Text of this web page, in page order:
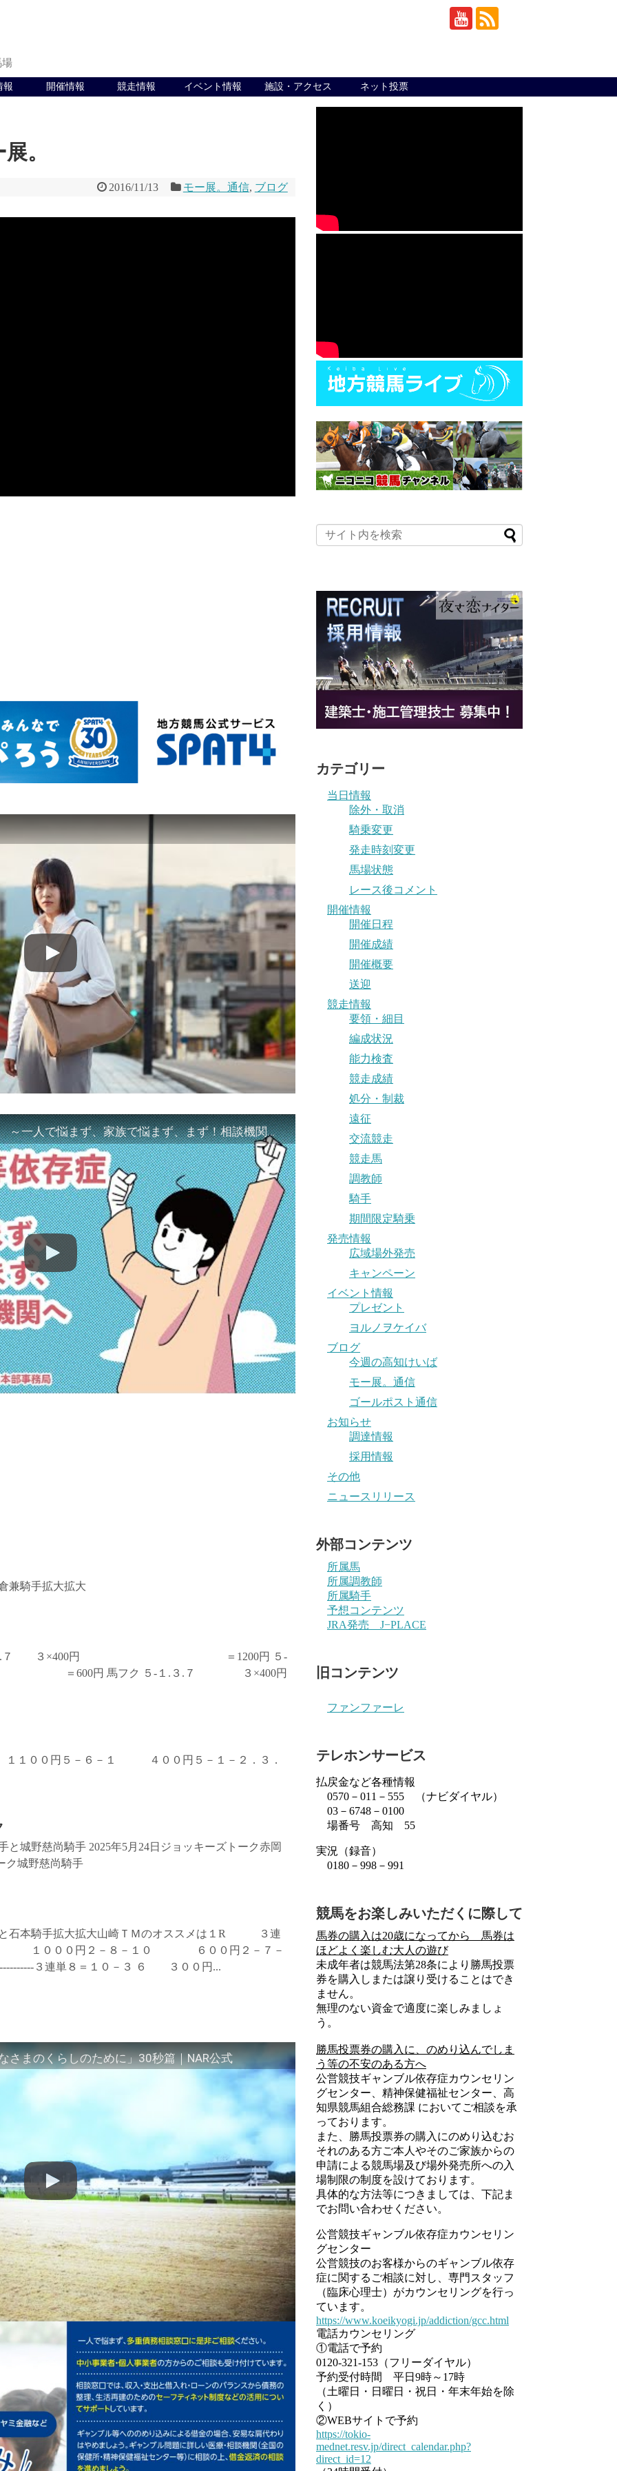
場
報 開催情報 競走情報 イベント情報 施設・アクセス ネット投票
。
2016/11/13 モー展。通信, ブログ
「ギャンブル等依存症対策啓発動画 ～一人で悩まず、家族で悩まず、まず！相談機関へ～」
兼騎手拡大拡大
２‐５‐１.３.７ ３×400円 ＝1200円 ５‐
円 馬フク ５‐１.３.７ ３×400円
１００円５－６－１ ４００円５－１－２．３．
城野慈尚騎手 2025年5月24日ジョッキーズトーク赤岡
ク城野慈尚騎手
と石本騎手拡大拡大山崎ＴＭのオススメは１R ３連
円２－８－１０ ６００円２－７－
３連単８＝１０－３ ６ ３００円...
さまのくらしのために」30秒篇｜NAR公式
カテゴリー
当日情報
除外・取消
騎乗変更
発走時刻変更
馬場状態
レース後コメント
開催情報
開催日程
開催成績
開催概要
送迎
競走情報
要領・細目
編成状況
能力検査
競走成績
処分・制裁
遠征
交流競走
競走馬
調教師
騎手
期間限定騎乗
発売情報
広域場外発売
キャンペーン
イベント情報
プレゼント
ヨルノヲケイバ
ブログ
今週の高知けいば
モー展。通信
ゴールポスト通信
お知らせ
調達情報
採用情報
その他
ニュースリリース
外部コンテンツ
所属馬
所属調教師
所属騎手
予想コンテンツ
JRA発売 J−PLACE
旧コンテンツ
ファンファーレ
テレホンサービス
払戻金など各種情報
0570－011－555 （ナビダイヤル）
03－6748－0100
場番号 高知 55
実況（録音）
0180－998－991
競馬をお楽しみいただくに際して
馬券の購入は20歳になってから 馬券は
ほどよく楽しむ大人の遊び
未成年者は競馬法第28条により勝馬投票
券を購入しまたは譲り受けることはでき
ません。
無理のない資金で適度に楽しみましょ
う。
勝馬投票券の購入に、のめり込んでしま
う等の不安のある方へ
公営競技ギャンブル依存症カウンセリン
グセンター、精神保健福祉センター、高
知県競馬組合総務課 においてご相談を承
っております。
また、勝馬投票券の購入にのめり込むお
それのある方ご本人やそのご家族からの
申請による競馬場及び場外発売所への入
場制限の制度を設けております。
具体的な方法等につきましては、下記ま
でお問い合わせください。
公営競技ギャンブル依存症カウンセリン
グセンター
公営競技のお客様からのギャンブル依存
症に関するご相談に対し、専門スタッフ
（臨床心理士）がカウンセリングを行っ
ています。
https://www.koeikyogi.jp/addiction/gcc.html
電話カウンセリング
①電話で予約
0120-321-153（フリーダイヤル）
予約受付時間 平日9時～17時
（土曜日・日曜日・祝日・年末年始を除
く）
②WEBサイトで予約
https://tokio-
mednet.resv.jp/direct_calendar.php?
direct_id=12